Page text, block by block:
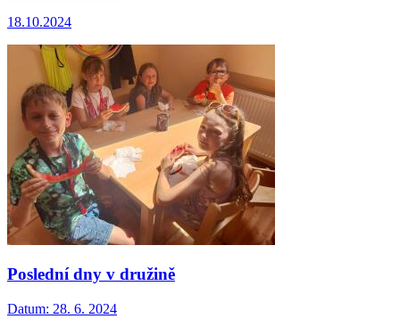
18.10.2024
Poslední dny v družině
Datum: 28. 6. 2024